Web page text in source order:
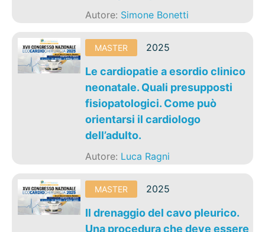
Autore: Simone Bonetti
MASTER 2025
Le cardiopatie a esordio clinico
neonatale. Quali presupposti
fisiopatologici. Come può
orientarsi il cardiologo
dell’adulto.
Autore: Luca Ragni
MASTER 2025
Il drenaggio del cavo pleurico.
Una procedura che deve essere